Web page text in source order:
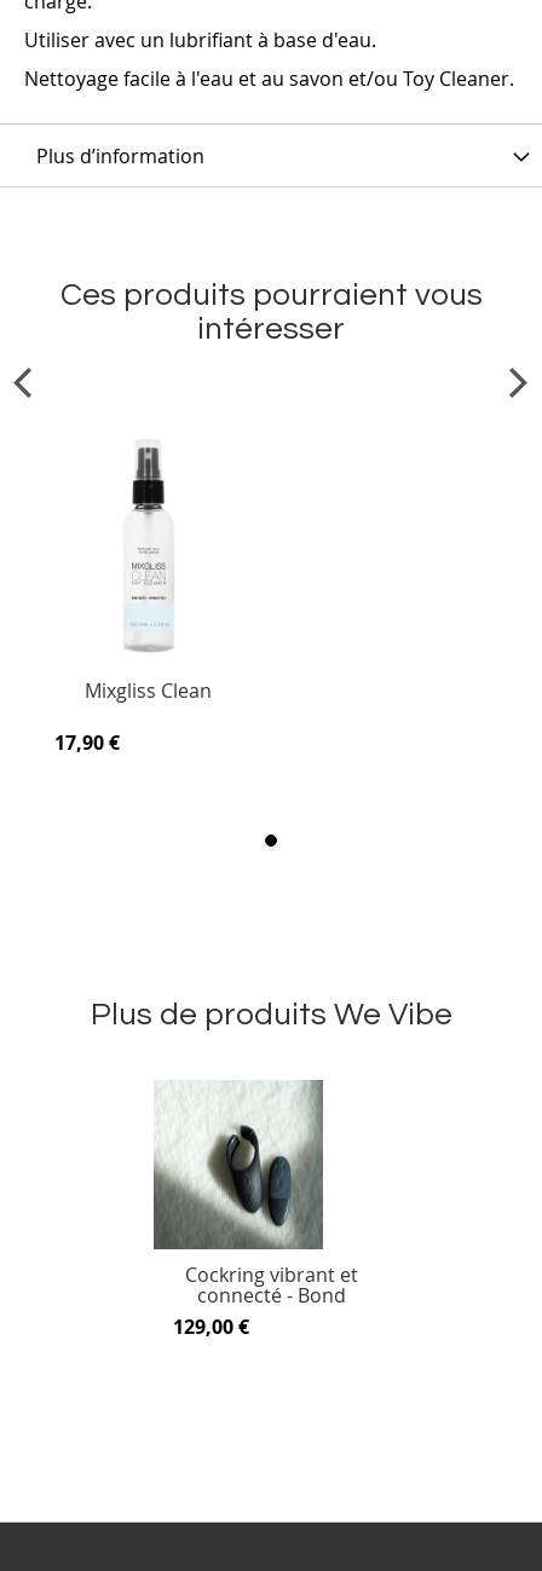
Utiliser avec un lubrifiant à base d'eau.
Nettoyage facile à l'eau et au savon et/ou Toy Cleaner.
Plus d’information
Ces produits pourraient vous
intéresser
Mixgliss Clean
17,90 €
Plus de produits We Vibe
Cockring vibrant et
connecté - Bond
129,00 €